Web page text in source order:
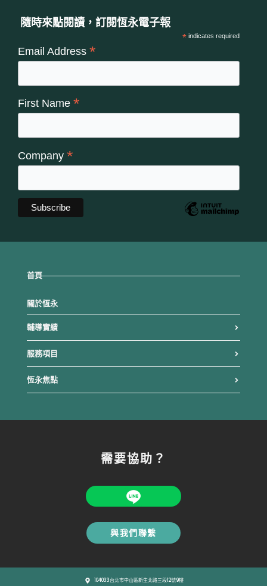
隨時來點閱讀，訂閱恆永電子報
* indicates required
Email Address *
First Name *
Company *
首頁
關於恆永
輔導實績
服務項目
恆永焦點
需要協助？
與我們聯繫
104033台北市中山區新生北路三段12號9樓